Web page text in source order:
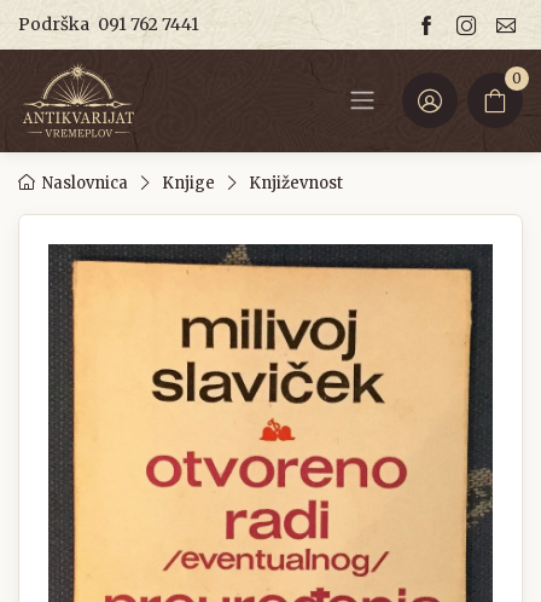
Podrška 091 762 7441
0
Naslovnica Knjige Književnost